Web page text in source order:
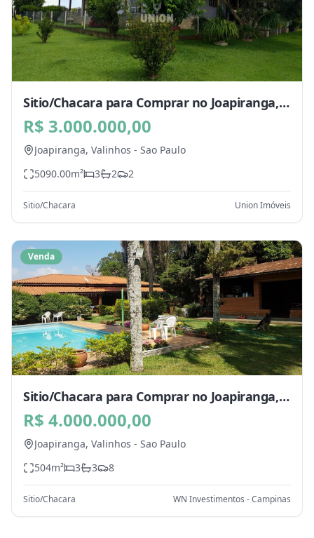
Sitio/Chacara para Comprar no Joapiranga,
Valinhos - SP
R$ 3.000.000,00
Joapiranga, Valinhos - Sao Paulo
5090.00m² 3 2 2
Sitio/Chacara Union Imóveis
Venda
Sitio/Chacara para Comprar no Joapiranga,
Valinhos - SP
R$ 4.000.000,00
Joapiranga, Valinhos - Sao Paulo
504m² 3 3 8
Sitio/Chacara WN Investimentos - Campinas